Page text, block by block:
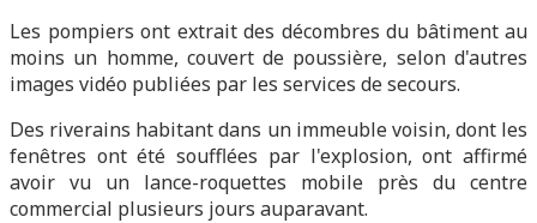
Les pompiers ont extrait des décombres du bâtiment au
moins un homme, couvert de poussière, selon d'autres
images vidéo publiées par les services de secours.
Des riverains habitant dans un immeuble voisin, dont les
fenêtres ont été soufflées par l'explosion, ont affirmé
avoir vu un lance-roquettes mobile près du centre
commercial plusieurs jours auparavant.